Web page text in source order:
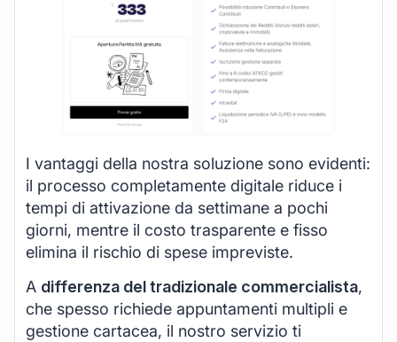
I vantaggi della nostra soluzione sono evidenti:
il processo completamente digitale riduce i
tempi di attivazione da settimane a pochi
giorni, mentre il costo trasparente e fisso
elimina il rischio di spese impreviste.
A differenza del tradizionale commercialista,
che spesso richiede appuntamenti multipli e
gestione cartacea, il nostro servizio ti